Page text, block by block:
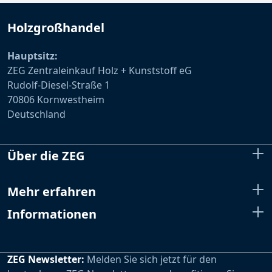
Holzgroßhandel
Hauptsitz:
ZEG Zentraleinkauf Holz + Kunststoff eG
Rudolf-Diesel-Straße 1
70806 Kornwestheim
Deutschland
Über die ZEG
Mehr erfahren
Informationen
ZEG Newsletter: Melden Sie sich jetzt für den